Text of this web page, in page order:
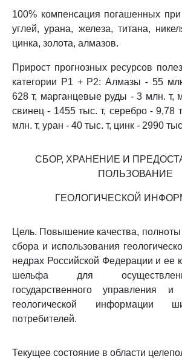
100% компенсация погашенных
углей, урана, железа, титана,
цинка, золота, алмазов.
Прирост прогнозных ресурсов
категории P1 + P2: Алмазы - 55
628 т, марганцевые руды - 3 млн. т,
свинец - 1455 тыс. т, серебро - 9,78
млн. т, уран - 40 тыс. т, цинк - 2990
СБОР, ХРАНЕНИЕ И
ПОЛЬЗОВАНИЕ
ГЕОЛОГИЧЕСКОЙ
Цель. Повышение качества, полноты
сбора и использования
недрах Российской Федерации и ее
шельфа для
государственного управления и
геологической информации
потребителей.
Текущее состояние в области